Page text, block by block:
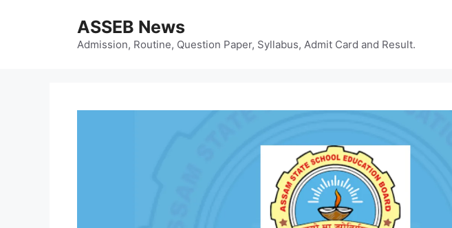
ASSEB News
Admission, Routine, Question Paper, Syllabus, Admit Card and Result.